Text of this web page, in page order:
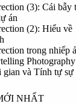
(3): Cái bẫy
án
(2): Hiểu về
trong nhiếp
gian và Tính tự sự
NHẤT